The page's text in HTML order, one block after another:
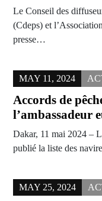
Le Conseil des
(Cdeps) et
presse…
MAY 11, 2024
Accords de
l’ambassadeur
Dakar, 11 mai 2024 –
publié la liste des
MAY 25, 2024